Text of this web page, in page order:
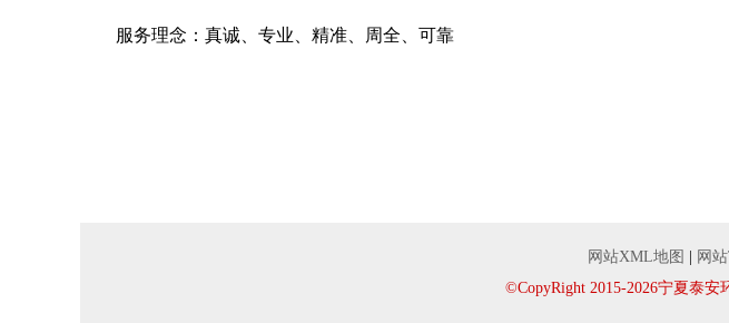
服务理念：真诚、专业、精准、周全、可靠
网站XML地图 网
©CopyRight 2015-2026宁夏泰安